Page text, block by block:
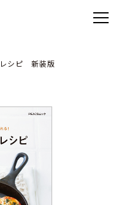
レシピ 新装版